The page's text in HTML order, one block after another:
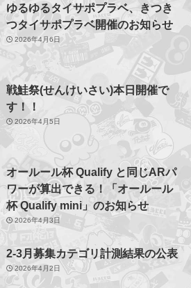
ゆるゆるタイサポプラベ、きつき
つタイサポプラベ開催のお知らせ
2026年4月6日
戦鮭祭(せんけいさい)本日開催で
す！！
2026年4月5日
オールール杯 Qualify と同じARパ
ワーが算出できる！「オールール
杯 Qualify mini」のお知らせ
2026年4月3日
2-3月募集カテゴリ計測結果の公表
2026年4月2日